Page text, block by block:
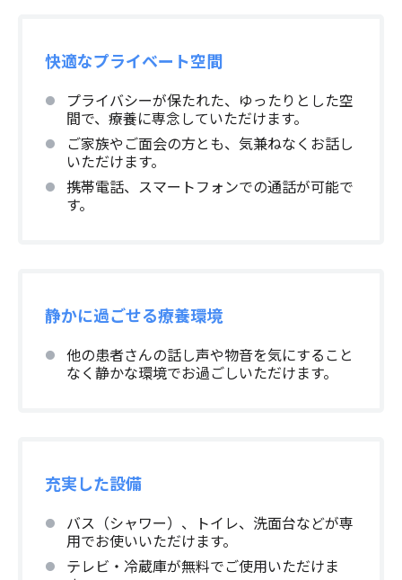
快適なプライベート空間
プライバシーが保たれた、ゆったりとした空
間で、療養に専念していただけます。
ご家族やご面会の方とも、気兼ねなくお話し
いただけます。
携帯電話、スマートフォンでの通話が可能で
す。
静かに過ごせる療養環境
他の患者さんの話し声や物音を気にすること
なく静かな環境でお過ごしいただけます。
充実した設備
バス（シャワー）、トイレ、洗面台などが専
用でお使いいただけます。
テレビ・冷蔵庫が無料でご使用いただけま